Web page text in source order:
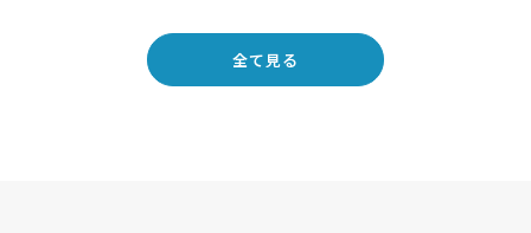
全て見る